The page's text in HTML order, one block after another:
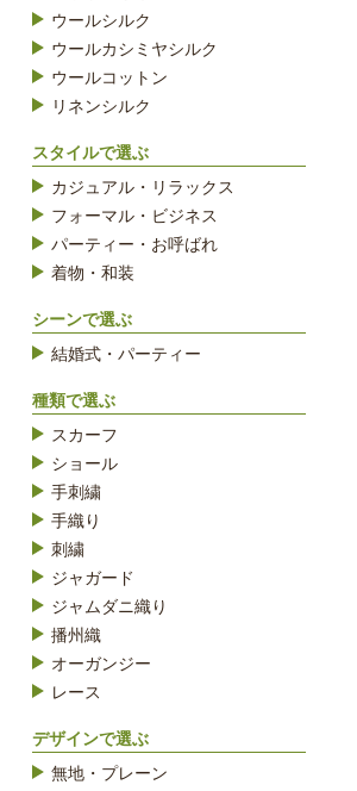
ウールシルク
ウールカシミヤシルク
ウールコットン
リネンシルク
スタイルで選ぶ
カジュアル・リラックス
フォーマル・ビジネス
パーティー・お呼ばれ
着物・和装
シーンで選ぶ
結婚式・パーティー
種類で選ぶ
スカーフ
ショール
手刺繍
手織り
刺繍
ジャガード
ジャムダニ織り
播州織
オーガンジー
レース
デザインで選ぶ
無地・プレーン